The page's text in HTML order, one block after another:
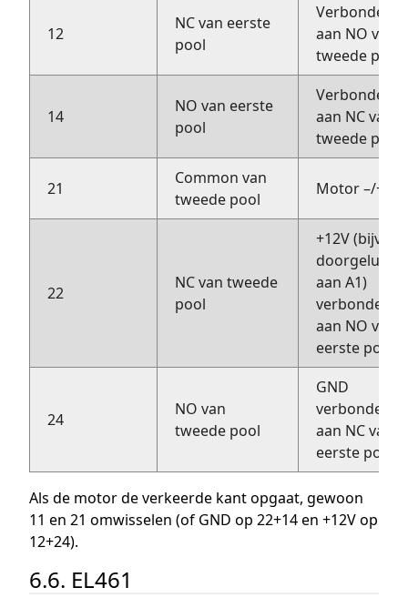
12
NC van eerste
pool
Verbonden
aan NO van
tweede pool
14
NO van eerste
pool
Verbonden
aan NC van
tweede pool
21
Common van
tweede pool
Motor –/+
22
NC van tweede
pool
+12V (bijv.
doorgelust
aan A1)
verbonden
aan NO van
eerste pool
24
NO van
tweede pool
GND
verbonden
aan NC van
eerste pool
Als de motor de verkeerde kant opgaat, gewoon
11 en 21 omwisselen (of GND op 22+14 en +12V op
12+24).
6.6. EL461